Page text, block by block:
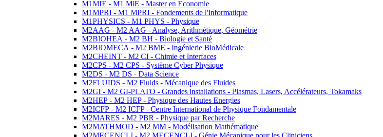
M1MIE - M1 MiE - Master en Economie
M1MPRI - M1 MPRI - Fondements de l'Informatique
M1PHYSICS - M1 PHYS - Physique
M2AAG - M2 AAG - Analyse, Arithmétique, Géométrie
M2BIOHEA - M2 BH - Biologie et Santé
M2BIOMECA - M2 BME - Ingénierie BioMédicale
M2CHEINT - M2 CI - Chimie et Interfaces
M2CPS - M2 CPS - Système Cyber Physique
M2DS - M2 DS - Data Science
M2FLUIDS - M2 Fluids - Mécanique des Fluides
M2GI - M2 GI-PLATO - Grandes installations - Plasmas, Lasers, Accélérateurs, Tokamaks
M2HEP - M2 HEP - Physique des Hautes Energies
M2ICFP - M2 ICFP - Centre International de Physique Fondamentale
M2MARES - M2 PBR - Physique par Recherche
M2MATHMOD - M2 MM - Modélisation Mathématique
M2MECENCLI - M2 MECENCLI - Génie Mécanique pour les Cliniciens